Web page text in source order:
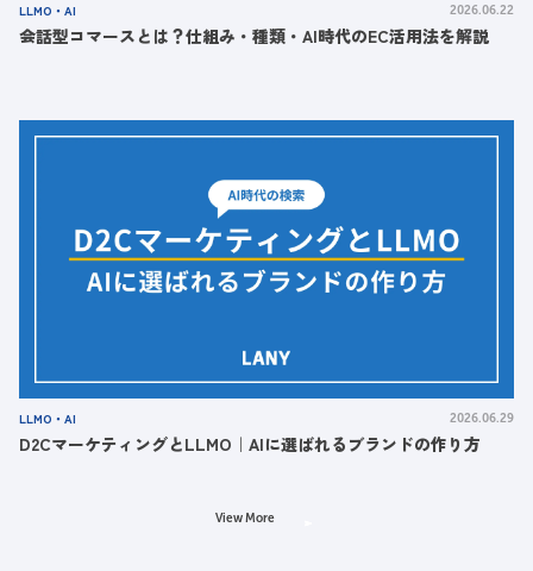
LLMO・AI 2026.06.22
会話型コマースとは？仕組み・種類・AI時代のEC活用法を解説
LLMO・AI 2026.06.29
D2CマーケティングとLLMO｜AIに選ばれるブランドの作り方
View More